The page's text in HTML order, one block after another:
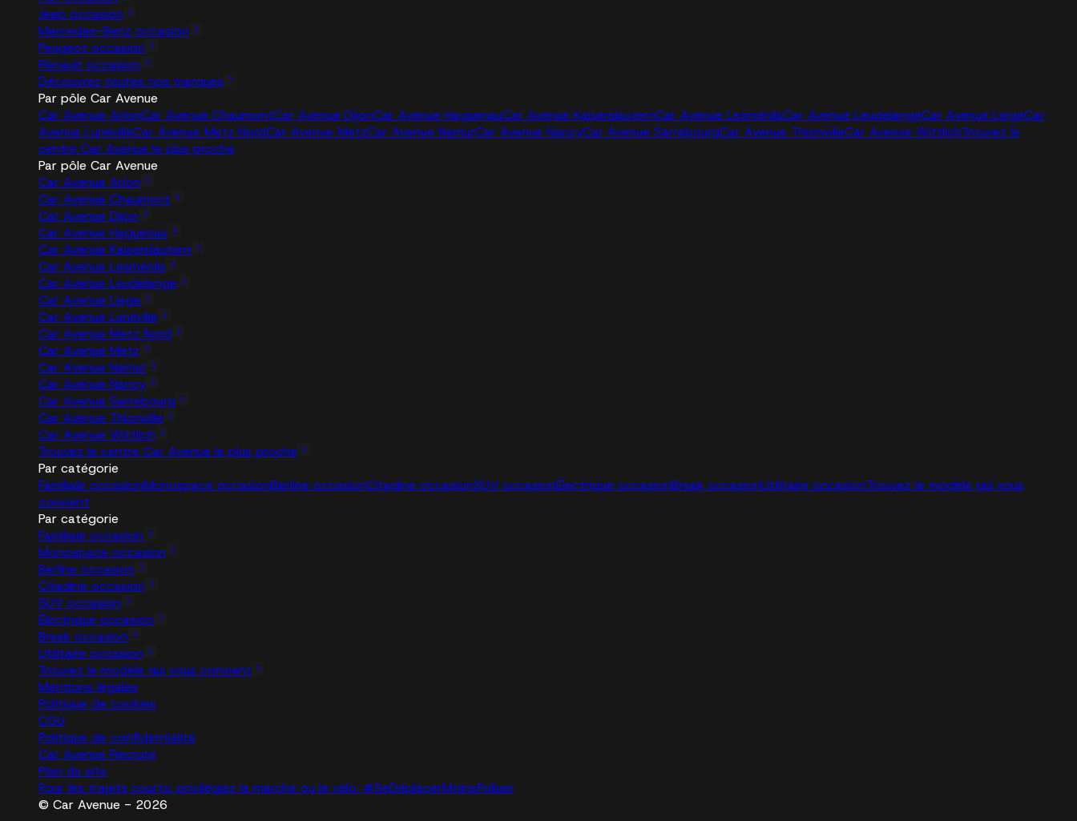
Jeep occasion
Mercedes-Benz occasion
Peugeot occasion
Renault occasion
Découvrez toutes nos marques
Par pôle Car Avenue
Car Avenue ArlonCar Avenue ChaumontCar Avenue DijonCar Avenue HaguenauCar Avenue KaiserslauternCar Avenue LesménilsCar Avenue LeudelangeCar Avenue LiegeCar
Avenue LunévilleCar Avenue Metz NordCar Avenue MetzCar Avenue NamurCar Avenue NancyCar Avenue SarrebourgCar Avenue ThionvilleCar Avenue WittlichTrouvez le
centre Car Avenue le plus proche
Par pôle Car Avenue
Car Avenue Arlon
Car Avenue Chaumont
Car Avenue Dijon
Car Avenue Haguenau
Car Avenue Kaiserslautern
Car Avenue Lesménils
Car Avenue Leudelange
Car Avenue Liege
Car Avenue Lunéville
Car Avenue Metz Nord
Car Avenue Metz
Car Avenue Namur
Car Avenue Nancy
Car Avenue Sarrebourg
Car Avenue Thionville
Car Avenue Wittlich
Trouvez le centre Car Avenue le plus proche
Par catégorie
Familiale occasionMonospace occasionBerline occasionCitadine occasionSUV occasionÉlectrique occasionBreak occasionUtilitaire occasionTrouvez le modèle qui vous
convient
Par catégorie
Familiale occasion
Monospace occasion
Berline occasion
Citadine occasion
SUV occasion
Électrique occasion
Break occasion
Utilitaire occasion
Trouvez le modèle qui vous convient
Mentions légales
Politique de cookies
CGU
Politique de confidentialité
Car Avenue Recrute
Plan du site
Pour les trajets courts, privilégiez la marche ou le vélo. #SeDéplacerMoinsPolluer
© Car Avenue - 2026